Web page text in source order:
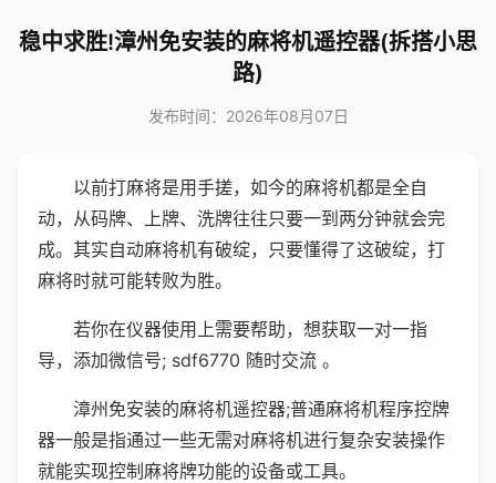
稳中求胜!漳州免安装的麻将机遥控器(拆搭小思
路)
发布时间：2026年08月07日
以前打麻将是用手搓，如今的麻将机都是全自
动，从码牌、上牌、洗牌往往只要一到两分钟就会完
成。其实自动麻将机有破绽，只要懂得了这破绽，打
麻将时就可能转败为胜。
若你在仪器使用上需要帮助，想获取一对一指
导，添加微信号; sdf6770 随时交流 。
漳州免安装的麻将机遥控器;普通麻将机程序控牌
器一般是指通过一些无需对麻将机进行复杂安装操作
就能实现控制麻将牌功能的设备或工具。